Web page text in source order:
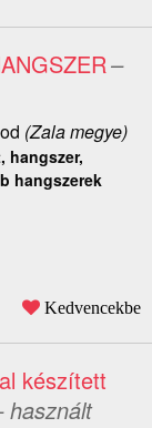
–
(Zala megye)
hangszer,
hangszerek
Kedvencekbe
készített
használt